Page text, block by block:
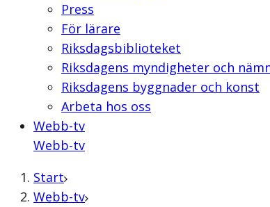
Press
För lärare
Riksdagsbiblioteket
Riksdagens myndigheter och
Riksdagens byggnader och konst
Arbeta hos oss
Webb-tv
Webb-tv
Start
Webb-tv